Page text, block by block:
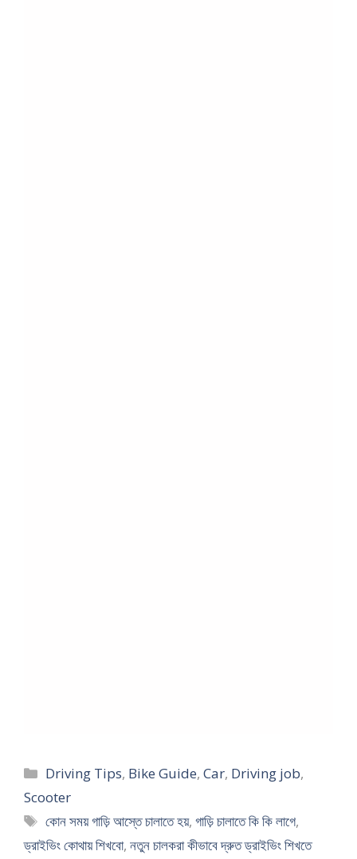
Categories
Driving Tips, Bike Guide,Car, Driving job,
Scooter
Tags
কোন সময় গাড়ি আস্তে চালাতে হয়,গাড়ি চালাতে কি কি লাগে,
ড্রাইভিং কোথায় শিখবো, নতুন চালকরা কীভাবে দ্রুত ড্রাইভিং শিখতে